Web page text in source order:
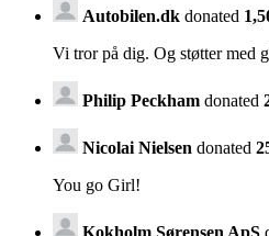
Autobilen.dk donated
Vi tror på dig. Og støtter med
Philip Peckham donated
Nicolai Nielsen donated
You go Girl!
Kokholm Sørensen ApS